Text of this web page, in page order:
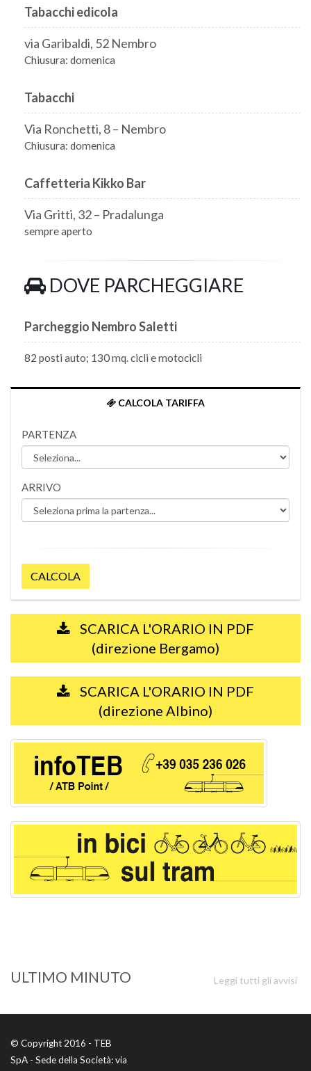
Tabacchi edicola
via Garibaldi, 52 Nembro
Chiusura: domenica
Tabacchi
Via Ronchetti, 8 – Nembro
Chiusura: domenica
Caffetteria Kikko Bar
Via Gritti, 32 – Pradalunga
sempre aperto
DOVE PARCHEGGIARE
Parcheggio Nembro Saletti
82 posti auto; 130 mq. cicli e motocicli
CALCOLA TARIFFA
PARTENZA
ARRIVO
CALCOLA
SCARICA L'ORARIO IN PDF
(direzione Bergamo)
SCARICA L'ORARIO IN PDF
(direzione Albino)
ULTIMO MINUTO Leggi tutti gli avvisi
© Copyright 2016 - TEB
SpA - Sede della Società: via